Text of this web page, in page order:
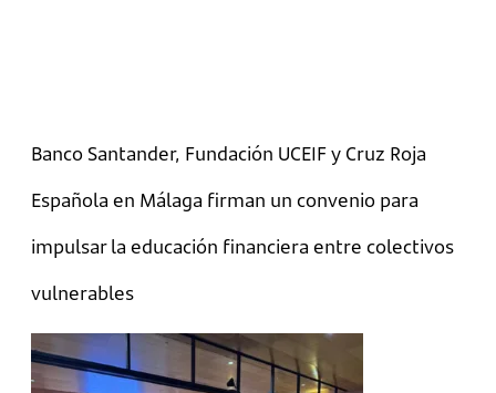
Banco Santander, Fundación UCEIF y Cruz Roja
Española en Málaga firman un convenio para
impulsar la educación financiera entre colectivos
vulnerables